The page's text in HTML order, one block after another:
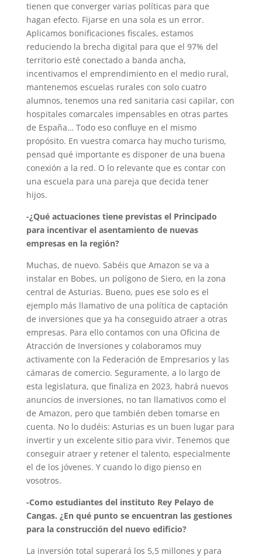
tienen que converger varias políticas para que
hagan efecto. Fijarse en una sola es un error.
Aplicamos bonificaciones fiscales, estamos
reduciendo la brecha digital para que el 97% del
territorio esté conectado a banda ancha,
incentivamos el emprendimiento en el medio rural,
mantenemos escuelas rurales con solo cuatro
alumnos, tenemos una red sanitaria casi capilar, con
hospitales comarcales impensables en otras partes
de España… Todo eso confluye en el mismo
propósito. En vuestra comarca hay mucho turismo,
pensad qué importante es disponer de una buena
conexión a la red. O lo relevante que es contar con
una escuela para una pareja que decida tener
hijos.
-¿Qué actuaciones tiene previstas el Principado
para incentivar el asentamiento de nuevas
empresas en la región?
Muchas, de nuevo. Sabéis que Amazon se va a
instalar en Bobes, un polígono de Siero, en la zona
central de Asturias. Bueno, pues ese solo es el
ejemplo más llamativo de una política de captación
de inversiones que ya ha conseguido atraer a otras
empresas. Para ello contamos con una Oficina de
Atracción de Inversiones y colaboramos muy
activamente con la Federación de Empresarios y las
cámaras de comercio. Seguramente, a lo largo de
esta legislatura, que finaliza en 2023, habrá nuevos
anuncios de inversiones, no tan llamativos como el
de Amazon, pero que también deben tomarse en
cuenta. No lo dudéis: Asturias es un buen lugar para
invertir y un excelente sitio para vivir. Tenemos que
conseguir atraer y retener el talento, especialmente
el de los jóvenes. Y cuando lo digo pienso en
vosotros.
-Como estudiantes del instituto Rey Pelayo de
Cangas. ¿En qué punto se encuentran las gestiones
para la construcción del nuevo edificio?
La inversión total superará los 5,5 millones y para